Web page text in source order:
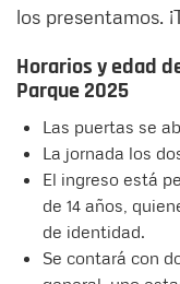
los presentamos.
Horarios y edad
Parque 2025
Las puertas se
La jornada los
El ingreso está
de 14 años,
de identidad.
Se contará con